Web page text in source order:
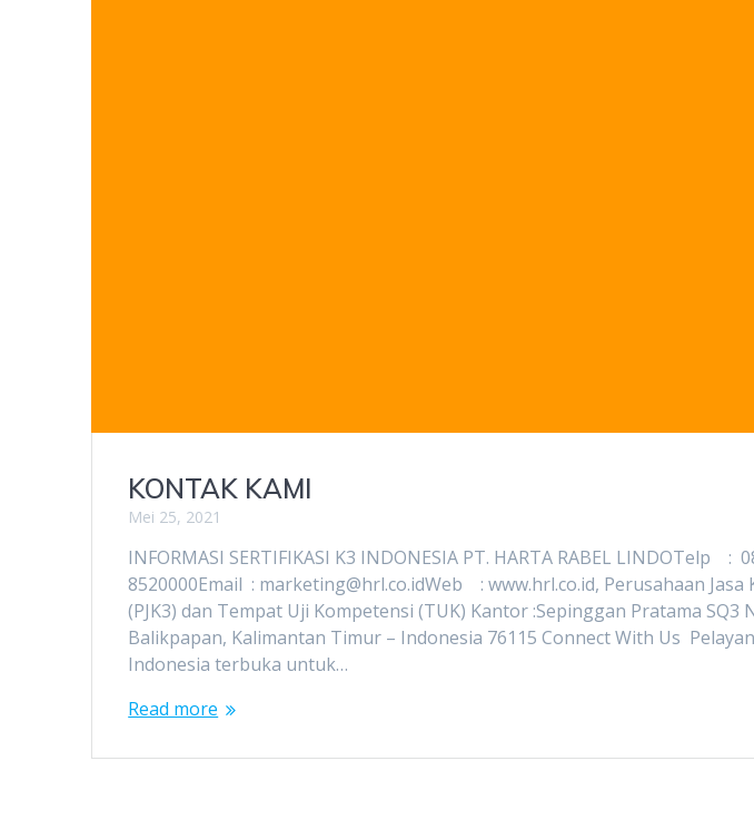
KONTAK KAMI
Mei 25, 2021
INFORMASI SERTIFIKASI K3 INDONESIA PT. HARTA RABEL LINDOTelp :
8520000Email : marketing@hrl.co.idWeb : www.hrl.co.id, Perusahaan Jasa
(PJK3) dan Tempat Uji Kompetensi (TUK) Kantor :Sepinggan Pratama SQ3
Balikpapan, Kalimantan Timur – Indonesia 76115 Connect With Us
Indonesia terbuka untuk…
Read more